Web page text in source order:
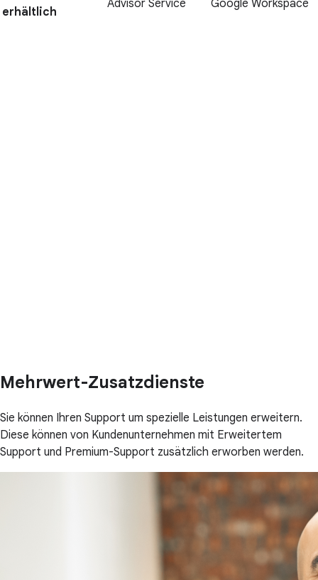
erhältlich
Advisor Service
Google Workspace
Mehrwert-Zusatzdienste
Sie können Ihren Support um spezielle Leistungen erweitern.
Diese können von Kundenunternehmen mit Erweitertem
Support und Premium-Support zusätzlich erworben werden.